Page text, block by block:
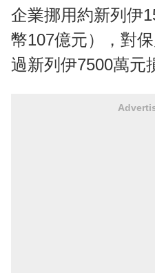
企業挪用約新列伊
幣107億元），對
過新列伊7500萬元